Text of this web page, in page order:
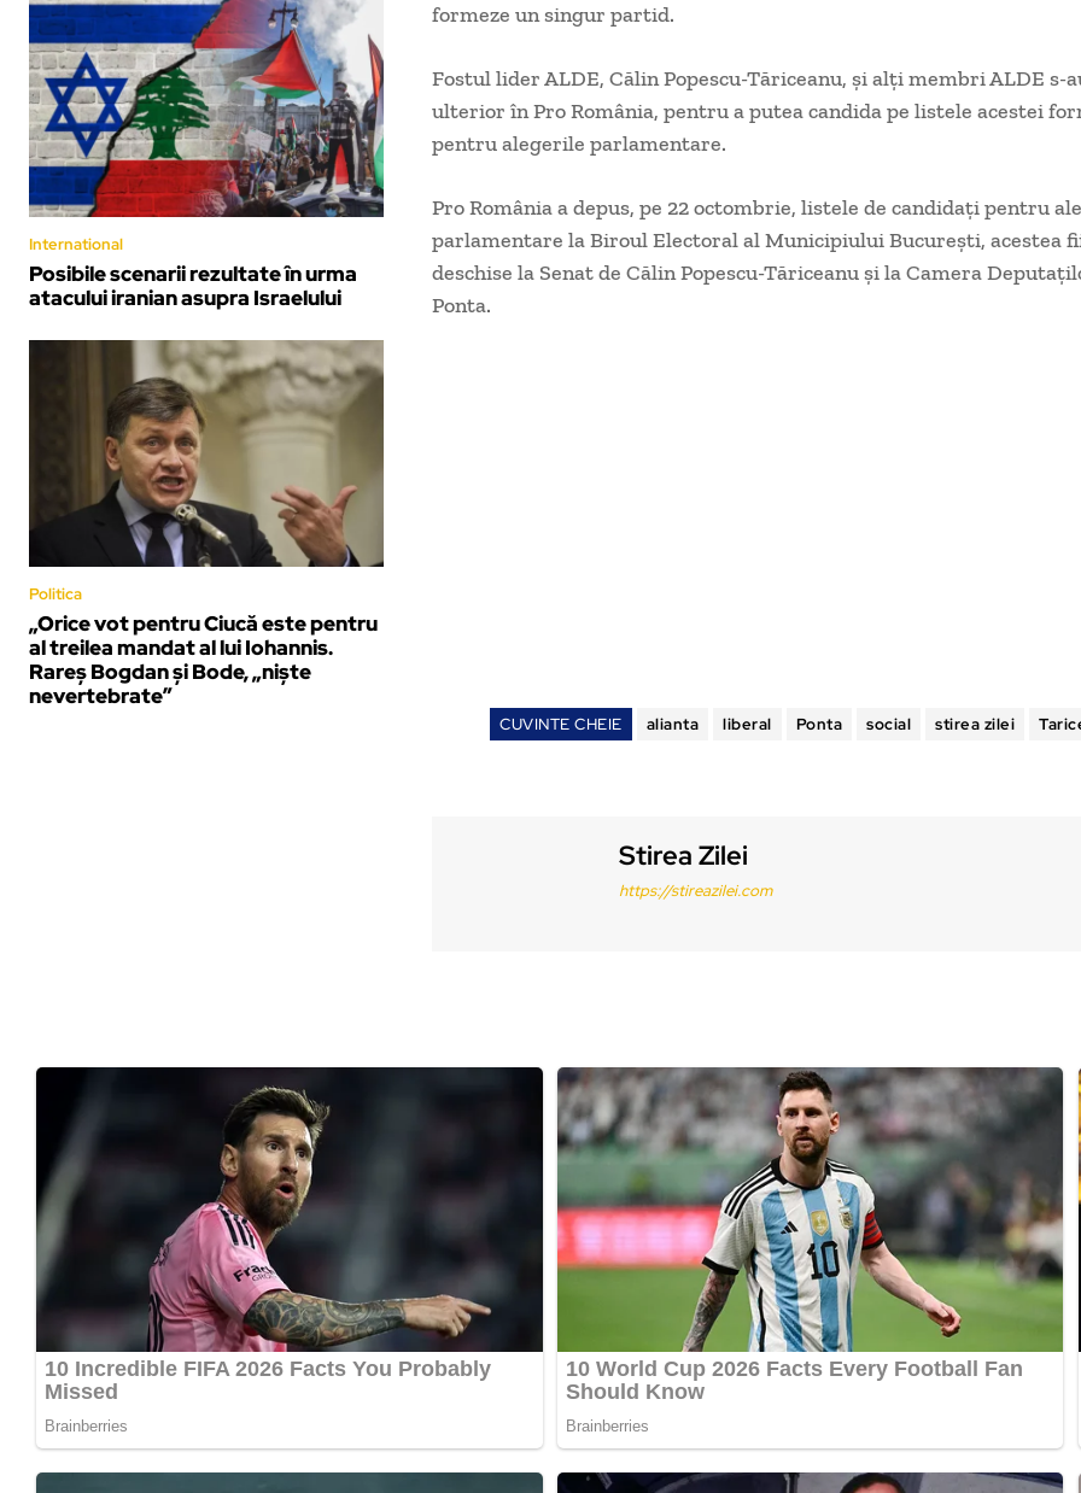
International
Posibile scenarii rezultate în urma
atacului iranian asupra Israelului
Politica
„Orice vot pentru Ciucă este pentru
al treilea mandat al lui Iohannis.
Rareș Bogdan și Bode, „niște
nevertebrate”
formeze un singur partid.
Fostul lider ALDE, Călin Popescu-Tăriceanu, şi alţi membri ALDE s-
ulterior în Pro România, pentru a putea candida pe listele acestei
pentru alegerile parlamentare.
Pro România a depus, pe 22 octombrie, listele de candidaţi pentru
parlamentare la Biroul Electoral al Municipiului Bucureşti, acestea
deschise la Senat de Călin Popescu-Tăriceanu şi la Camera
Ponta.
CUVINTE CHEIE alianta liberal Ponta social stirea zilei
Stirea Zilei
https://stireazilei.com